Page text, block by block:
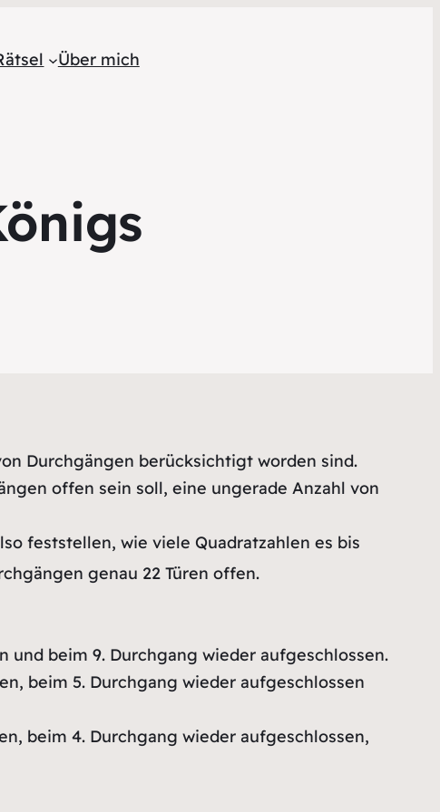
Über mich
Durchgängen berücksichtigt worden sind.
offen sein soll, eine ungerade Anzahl von
feststellen, wie viele Quadratzahlen es bis
genau 22 Türen offen.
und beim 9. Durchgang wieder aufgeschlossen.
beim 5. Durchgang wieder aufgeschlossen
beim 4. Durchgang wieder aufgeschlossen,